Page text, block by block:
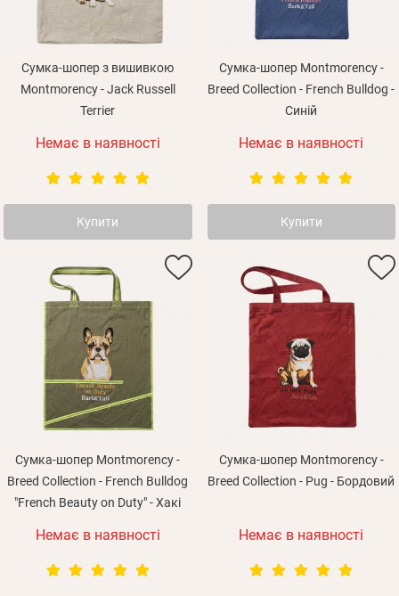
Сумка-шопер з вишивкою
Montmorency - Jack Russell
Terrier
Немає в наявності
Купити
Сумка-шопер Montmorency -
Breed Collection - French Bulldog -
Синій
Немає в наявності
Купити
Сумка-шопер Montmorency -
Breed Collection - French Bulldog
"French Beauty on Duty" - Хакі
Немає в наявності
Сумка-шопер Montmorency -
Breed Collection - Pug - Бордовий
Немає в наявності
Особисті дані